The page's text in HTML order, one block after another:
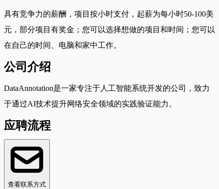
具有竞争力的薪酬，项目按小时支付，起薪为每小时50-100美
元，部分项目有奖金；您可以选择想做的项目和时间；您可以
在自己的时间、电脑和家中工作。
公司介绍
DataAnnotation是一家专注于人工智能系统开发的公司，致力
于通过AI技术提升网络安全领域的实践验证能力。
应聘流程
查看联系方式